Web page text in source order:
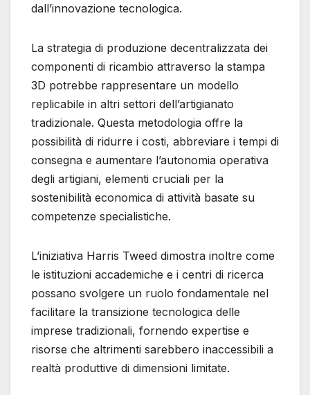
dall’innovazione tecnologica.
La strategia di produzione decentralizzata dei
componenti di ricambio attraverso la stampa
3D potrebbe rappresentare un modello
replicabile in altri settori dell’artigianato
tradizionale. Questa metodologia offre la
possibilità di ridurre i costi, abbreviare i tempi di
consegna e aumentare l’autonomia operativa
degli artigiani, elementi cruciali per la
sostenibilità economica di attività basate su
competenze specialistiche.
L’iniziativa Harris Tweed dimostra inoltre come
le istituzioni accademiche e i centri di ricerca
possano svolgere un ruolo fondamentale nel
facilitare la transizione tecnologica delle
imprese tradizionali, fornendo expertise e
risorse che altrimenti sarebbero inaccessibili a
realtà produttive di dimensioni limitate.